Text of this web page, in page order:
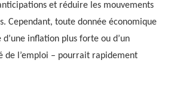
et réduire les mouvements
Cependant, toute donnée économique
d’une inflation plus forte ou d’un
de l’emploi – pourrait rapidement